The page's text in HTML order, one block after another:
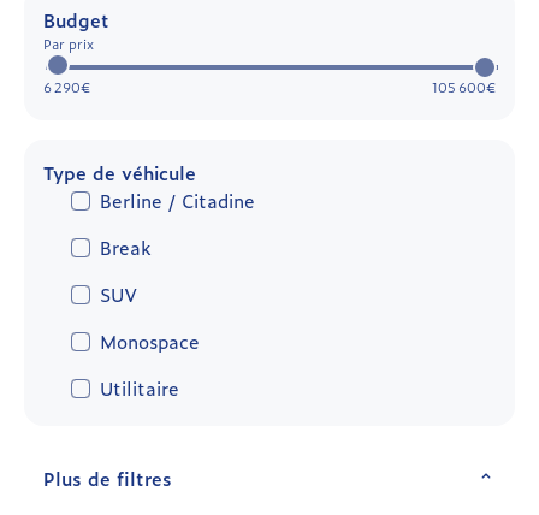
Budget
Par prix
6 290€ 105 600€
Type de véhicule
Berline / Citadine
Break
SUV
Monospace
Utilitaire
Plus de filtres